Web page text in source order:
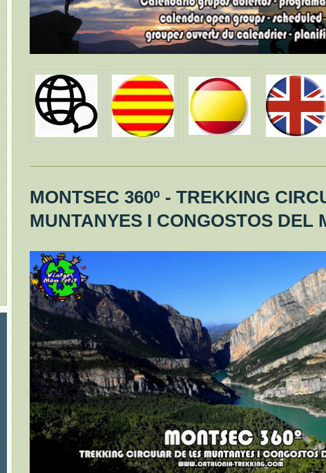
MONTSEC 360º - TREKKING
MUNTANYES I CONGOSTOS DEL